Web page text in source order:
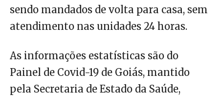
sendo mandados de volta para casa, sem
atendimento nas unidades 24 horas.
As informações estatísticas são do
Painel de Covid-19 de Goiás, mantido
pela Secretaria de Estado da Saúde,